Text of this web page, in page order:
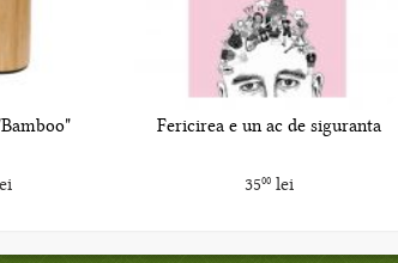
Fericirea e un ac de siguranta
3500lei